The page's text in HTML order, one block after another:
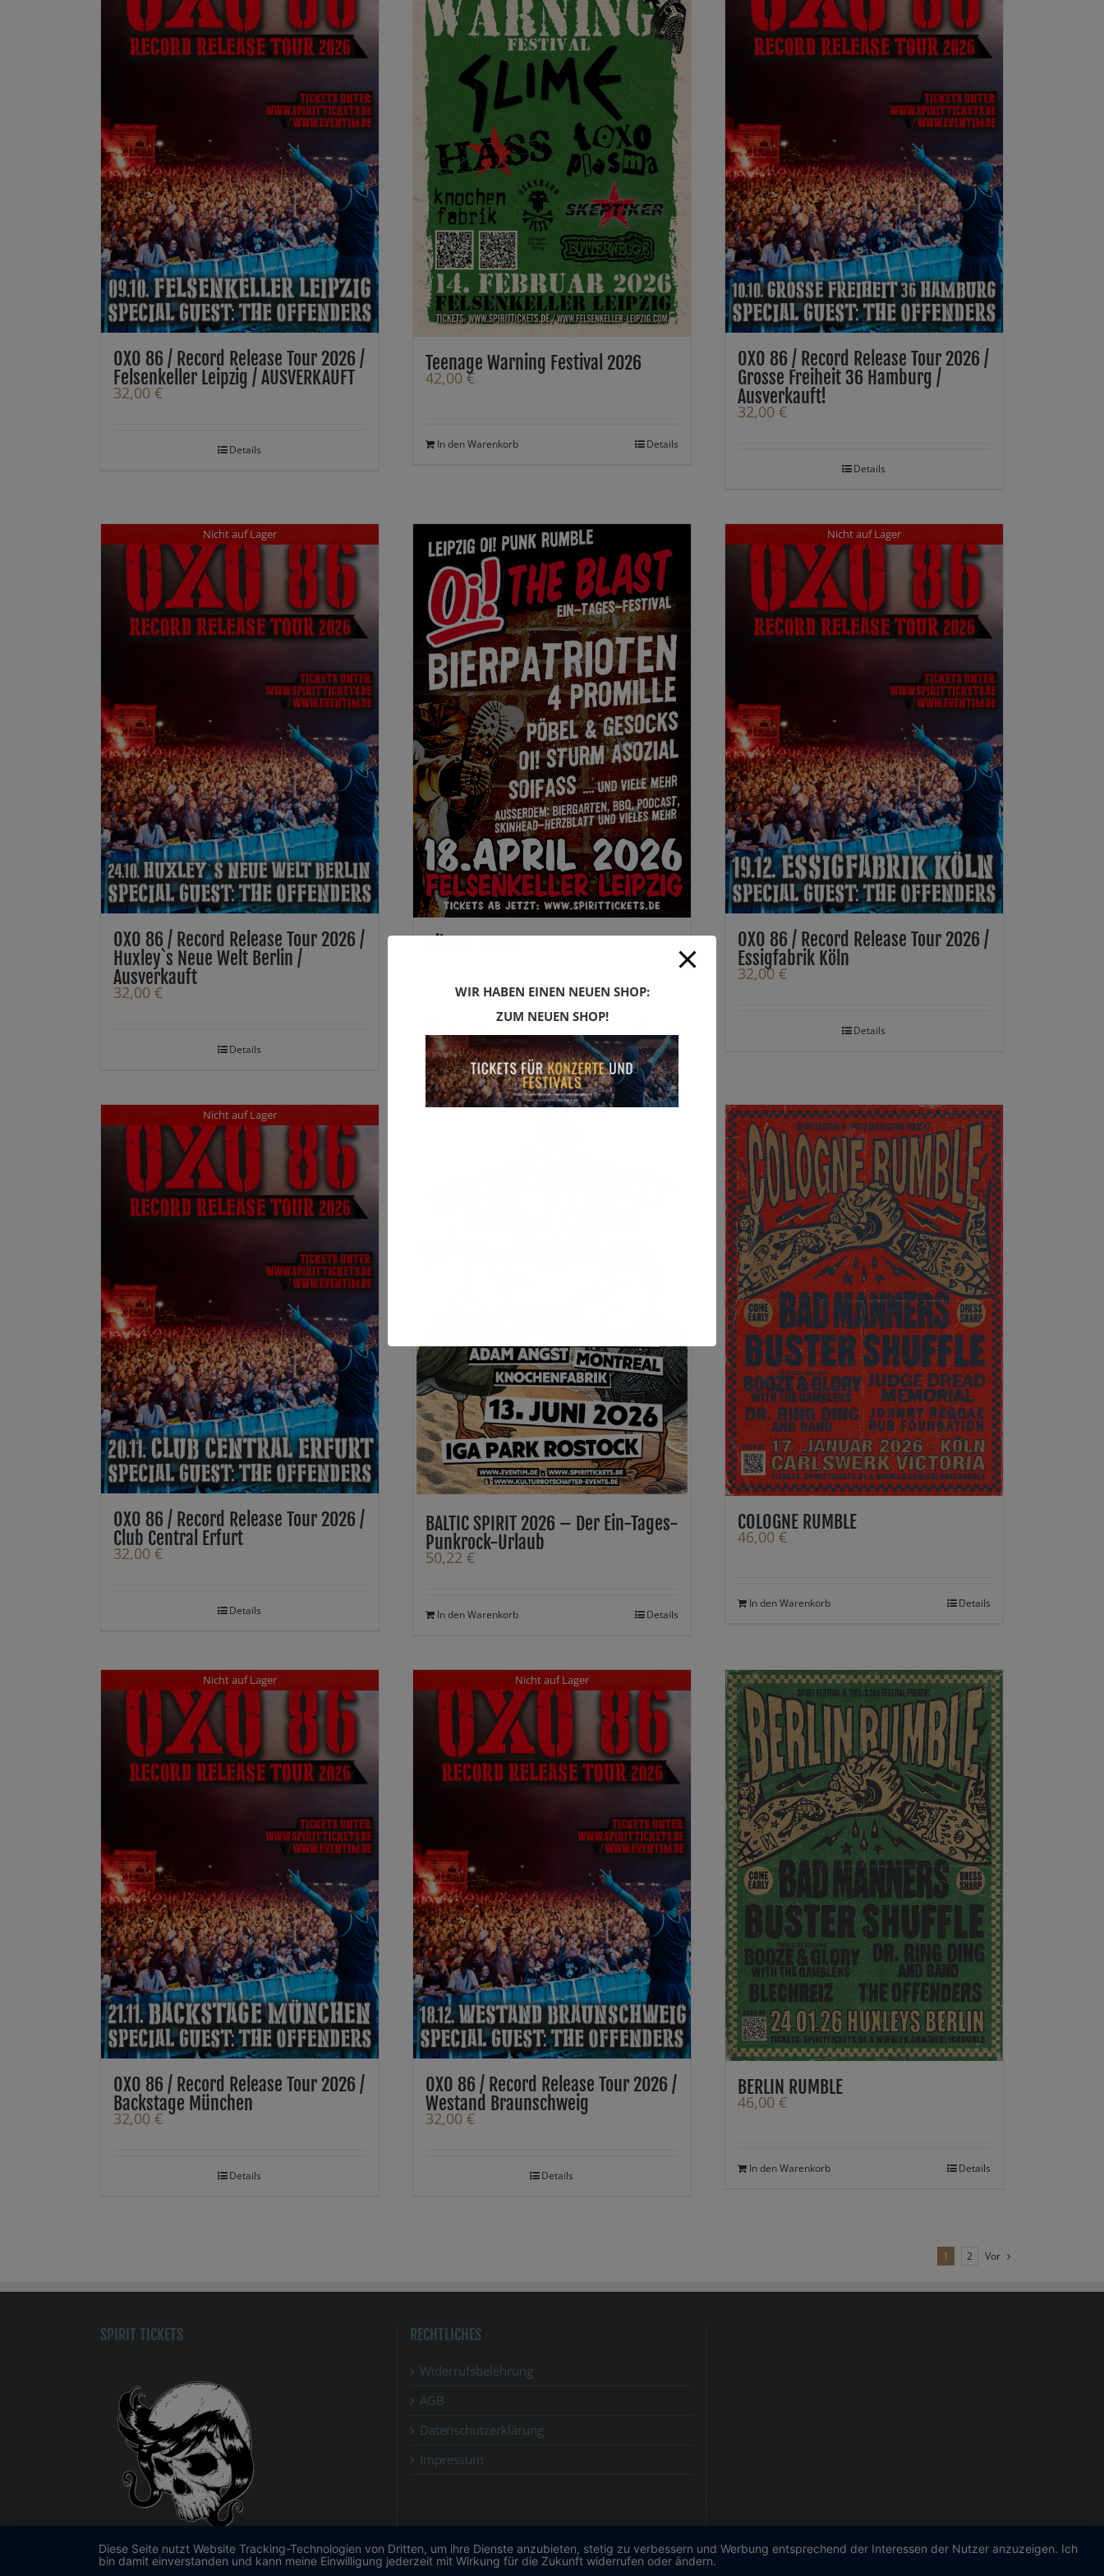
OXO 86 / Record Release Tour 2026 /
Felsenkeller Leipzig / AUSVERKAUFT
32,00 €
Details
Teenage Warning Festival 2026
42,00 €
In den Warenkorb Details
OXO 86 / Record Release Tour 2026 /
Grosse Freiheit 36 Hamburg /
Ausverkauft!
32,00 €
Details
Nicht auf Lager
OXO 86 / Record Release Tour 2026 /
Huxley`s Neue Welt Berlin /
Ausverkauft
32,00 €
Details
Oi! THE BLAST
In den Warenkorb
Nicht auf Lager
OXO 86 / Record Release Tour 2026 /
Essigfabrik Köln
32,00 €
Details
Nicht auf Lager
OXO 86 / Record Release Tour 2026 /
Club Central Erfurt
32,00 €
Details
BALTIC SPIRIT 2026 – Der Ein-Tages-
Punkrock-Urlaub
50,22 €
In den Warenkorb Details
COLOGNE RUMBLE
46,00 €
In den Warenkorb Details
Nicht auf Lager
OXO 86 / Record Release Tour 2026 /
Backstage München
32,00 €
Details
Nicht auf Lager
OXO 86 / Record Release Tour 2026 /
Westand Braunschweig
32,00 €
Details
BERLIN RUMBLE
46,00 €
In den Warenkorb Details
1 2 Vor
SPIRIT TICKETS
GbR Werner Christian u. Peschke Susanne
Karl-Schmidt Str. 42
RECHTLICHES
Widerrufsbelehrung
AGB
Datenschutzerklärung
Impressum
WIR HABEN EINEN NEUEN SHOP:
ZUM NEUEN SHOP!
Diese Seite nutzt Website Tracking-Technologien von Dritten, um ihre Dienste anzubieten, stetig zu verbessern und Werbung entsprechend der Interessen der Nutzer anzuzeigen. Ich
bin damit einverstanden und kann meine Einwilligung jederzeit mit Wirkung für die Zukunft widerrufen oder ändern.